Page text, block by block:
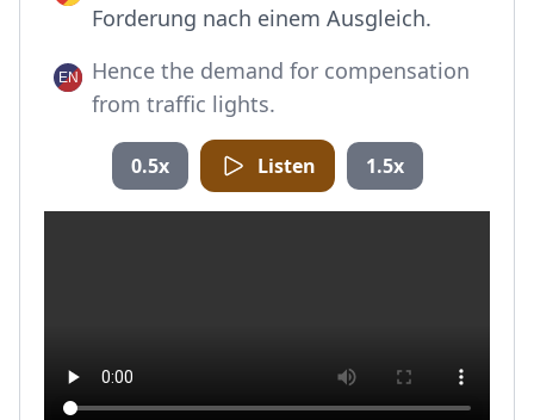
Forderung nach einem Ausgleich.
Hence the demand for compensation
from traffic lights.
0.5x Listen 1.5x